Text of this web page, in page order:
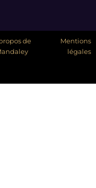
de
Mentions
légales